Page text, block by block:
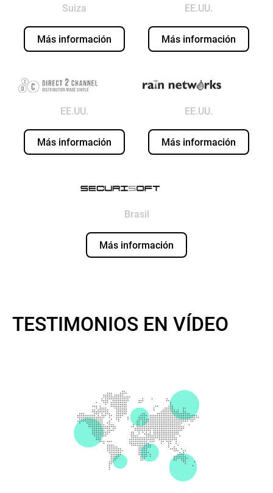
Suiza
Más información
EE.UU.
Más información
EE.UU.
Más información
EE.UU.
Más información
Brasil
Más información
TESTIMONIOS EN VÍDEO